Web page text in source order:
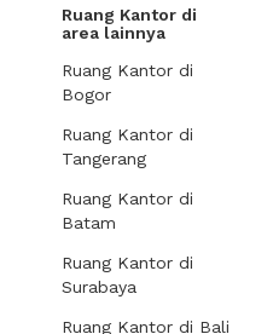
Ruang Kantor di
area lainnya
Ruang Kantor di
Bogor
Ruang Kantor di
Tangerang
Ruang Kantor di
Batam
Ruang Kantor di
Surabaya
Ruang Kantor di Bali